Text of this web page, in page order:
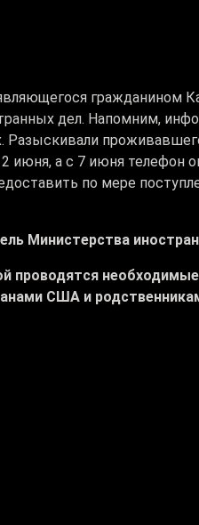
гражданином
дел. Напомним,
Разыскивали
июня, а с 7 июня телефон
по мере
Министерства
проводятся
США и